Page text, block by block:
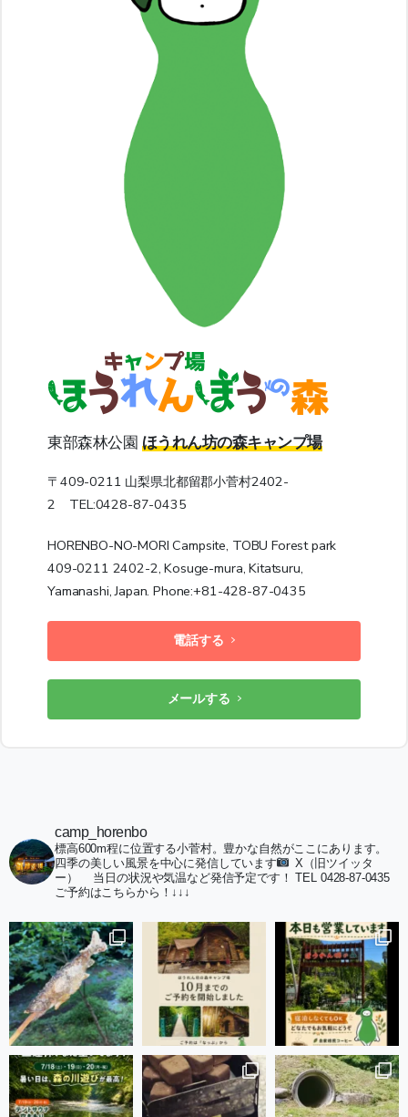
東部森林公園 ほうれん坊の森キャンプ場
〒409-0211 山梨県北都留郡小菅村2402-
2 TEL:0428-87-0435
HORENBO-NO-MORI Campsite, TOBU Forest park
409-0211 2402-2, Kosuge-mura, Kitatsuru,
Yamanashi, Japan. Phone:+81-428-87-0435
電話する
メールする
camp_horenbo
標高600m程に位置する小菅村。豊かな自然がここにあります。
四季の美しい風景を中心に発信しています
X（旧ツイッタ
ー）
当日の状況や気温など発信予定です！ TEL 0428-87-0435
ご予約はこちらから！↓↓↓